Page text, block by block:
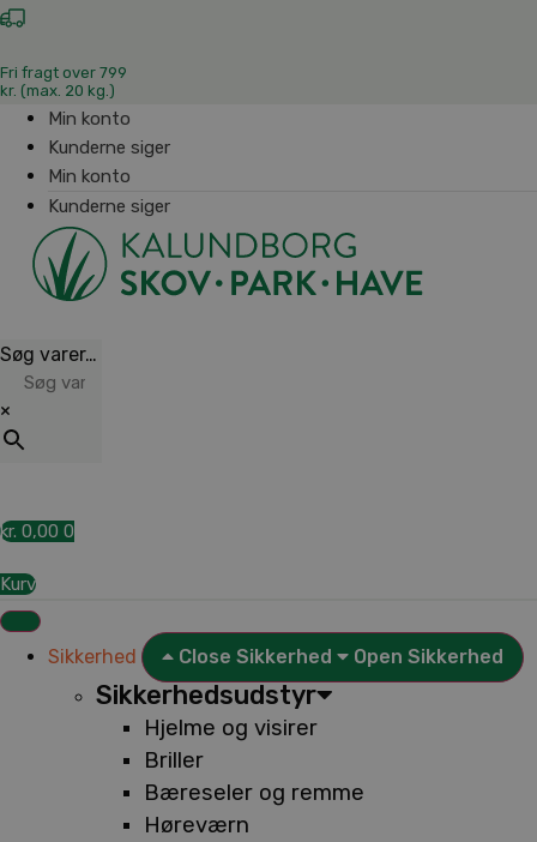
Fri fragt over 799
kr. (max. 20 kg.)
Min konto
Kunderne siger
Min konto
Kunderne siger
Søg varer…
×
kr. 0,00 0
Kurv
Sikkerhed Close Sikkerhed Open Sikkerhed
Sikkerhedsudstyr
Hjelme og visirer
Briller
Bæreseler og remme
Høreværn